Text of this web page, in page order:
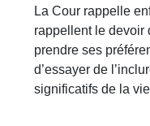
La Cour rappelle
rappellent le devoir
prendre ses
d’essayer de
significatifs de la